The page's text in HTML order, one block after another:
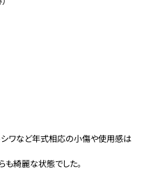
ワなど年式相応の小傷や使用感は
も綺麗な状態でした。